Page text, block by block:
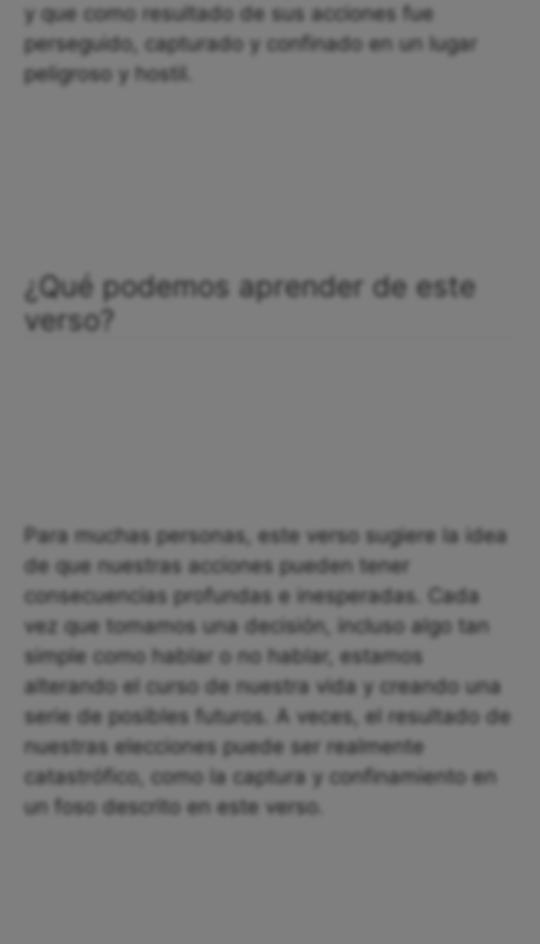
y que como resultado de sus acciones fue
perseguido, capturado y confinado en un lugar
peligroso y hostil.
¿Qué podemos aprender de este
verso?
Para muchas personas, este verso sugiere la idea
de que nuestras acciones pueden tener
consecuencias profundas e inesperadas. Cada
vez que tomamos una decisión, incluso algo tan
simple como hablar o no hablar, estamos
alterando el curso de nuestra vida y creando una
serie de posibles futuros. A veces, el resultado de
nuestras elecciones puede ser realmente
catastrófico, como la captura y confinamiento en
un foso descrito en este verso.